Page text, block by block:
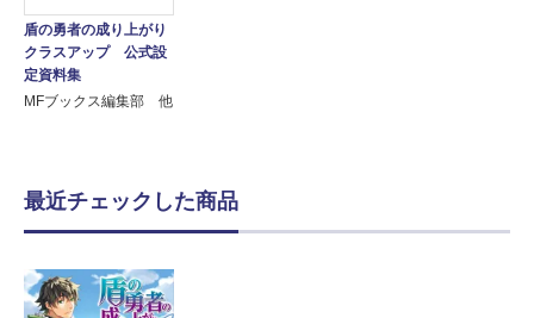
盾の勇者の成り上がり
クラスアップ 公式設
定資料集
MFブックス編集部 他
最近チェックした商品